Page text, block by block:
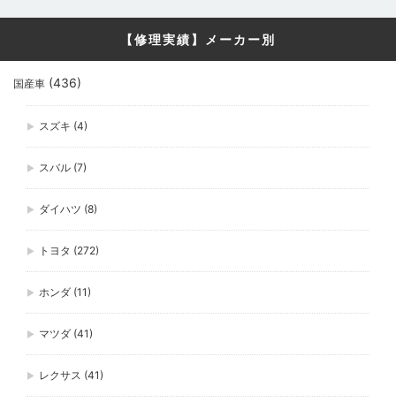
【修理実績】メーカー別
国産車 (436)
スズキ (4)
スバル (7)
ダイハツ (8)
トヨタ (272)
ホンダ (11)
マツダ (41)
レクサス (41)